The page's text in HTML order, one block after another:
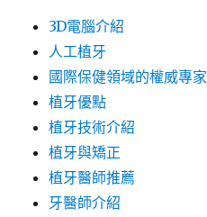
3D電腦介紹
人工植牙
國際保健領域的權威專家
植牙優點
植牙技術介紹
植牙與矯正
植牙醫師推薦
牙醫師介紹